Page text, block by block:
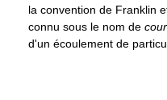
la convention de Franklin
connu sous le nom de
d'un écoulement de